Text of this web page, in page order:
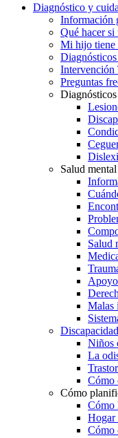
Diagnóstico y
Información
Qué hacer si
Mi hijo tiene
Diagnósticos
Intervención
Preguntas
Diagnósticos
Salud
Salud
Malas
Niños
La
Cómo
Cómo
Cómo
Hogar
Cómo